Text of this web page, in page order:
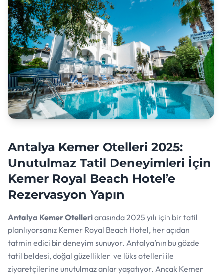
Antalya Kemer Otelleri 2025:
Unutulmaz Tatil Deneyimleri İçin
Kemer Royal Beach Hotel’e
Rezervasyon Yapın
Antalya Kemer Otelleriarasında 2025 yılı için bir tatil
planlıyorsanız Kemer Royal Beach Hotel, her açıdan
tatmin edici bir deneyim sunuyor. Antalya’nın bu gözde
tatil beldesi, doğal güzellikleri ve lüks otelleri ile
ziyaretçilerine unutulmaz anlar yaşatıyor. Ancak Kemer